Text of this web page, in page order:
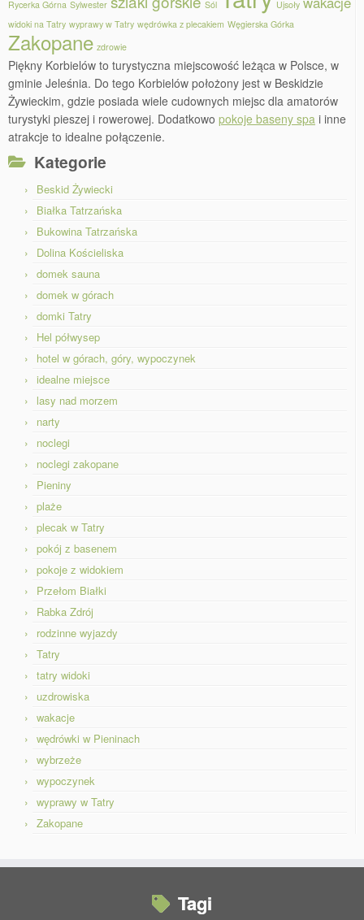
Rycerka Górna Sylwester Sól Ujsoły
widoki na Tatry wyprawy w Tatry wędrówka z plecakiem Węgierska Górka
Zakopane zdrowie
Piękny Korbielów to turystyczna miejscowość leżąca w Polsce, w
gminie Jeleśnia. Do tego Korbielów położony jest w Beskidzie
Żywieckim, gdzie posiada wiele cudownych miejsc dla amatorów
turystyki pieszej i rowerowej. Dodatkowo pokoje baseny spa i inne
atrakcje to idealne połączenie.
Kategorie
Beskid Żywiecki
Białka Tatrzańska
Bukowina Tatrzańska
Dolina Kościeliska
domek sauna
domek w górach
domki Tatry
Hel półwysep
hotel w górach, góry, wypoczynek
idealne miejsce
lasy nad morzem
narty
noclegi
noclegi zakopane
Pieniny
plaże
plecak w Tatry
pokój z basenem
pokoje z widokiem
Przełom Białki
Rabka Zdrój
rodzinne wyjazdy
Tatry
tatry widoki
uzdrowiska
wakacje
wędrówki w Pieninach
wybrzeże
wypoczynek
wyprawy w Tatry
Zakopane
Tagi